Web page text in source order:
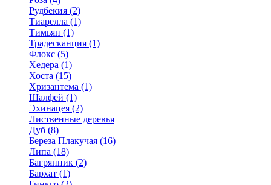
Рудбекия (2)
Тиарелла (1)
Тимьян (1)
Традесканция (1)
Флокс (5)
Хедера (1)
Хоста (15)
Хризантема (1)
Шалфей (1)
Эхинацея (2)
Лиственные деревья
Дуб (8)
Береза Плакучая (16)
Липа (18)
Багрянник (2)
Бархат (1)